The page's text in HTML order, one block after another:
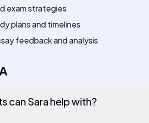
exam strategies
plans and timelines
feedback and analysis
can Sara help with?